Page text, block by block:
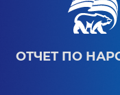
ОТЧЕТ ПО